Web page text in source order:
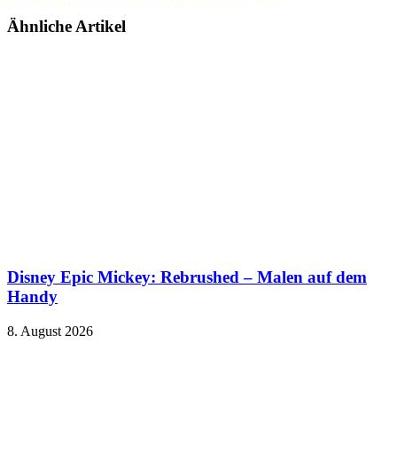
Ähnliche Artikel
Disney Epic Mickey: Rebrushed – Malen auf dem
Handy
8. August 2026